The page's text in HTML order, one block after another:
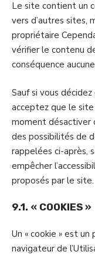
Le site contient un
vers d’autres sites,
propriétaire
vérifier le contenu
conséquence
Sauf si vous
acceptez que le
moment désactiver
des possibilités de
rappelées ci-après,
empêcher
proposés par le site.
9.1. « COOKIES »
Un « cookie » est
navigateur de